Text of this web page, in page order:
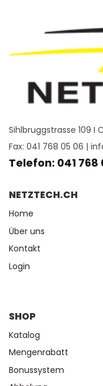
Sihlbruggstrasse 109 I
Fax: 041 768 05 06 |
Telefon: 041 768
NETZTECH.CH
Home
Über uns
Kontakt
Login
SHOP
Katalog
Mengenrabatt
Bonussystem